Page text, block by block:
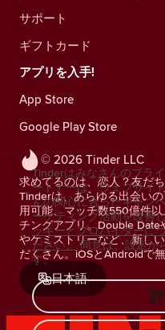
© 2026 Tinder LLC
求めてるのは、恋人？友だ
Tinderは、あらゆる出会い
用可能、マッチ数550億件
チングアプリ。Double Date
やケミストリーなど、新し
だくさん。iOSとAndroidで
日本語
サポート
ギフトカード
アプリを入手!
App Store
Google Play Store
Tinderはみなさんのプラ
ートナーは、ウェブサイ
んの関心に合ったキャン
ーケティング活動を改善
ッキーとプロバイダーに
ださい。 同意は、設定か
す。